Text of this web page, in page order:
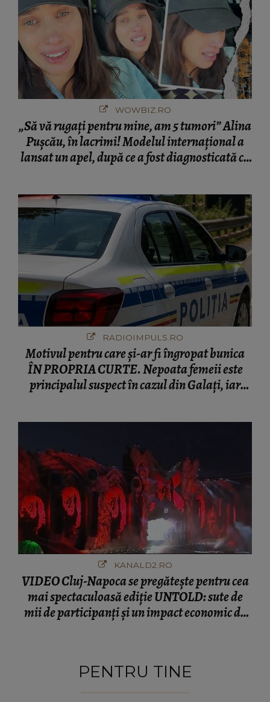
WOWBIZ.RO
„Să vă rugați pentru mine, am 5 tumori” Alina
Pușcău, în lacrimi! Modelul internațional a
lansat un apel, după ce a fost diagnosticată cu
RADIOIMPULS.RO
Motivul pentru care și-ar fi îngropat bunica
ÎN PROPRIA CURTE. Nepoata femeii este
principalul suspect în cazul din Galați, iar
KANALD2.RO
VIDEO Cluj-Napoca se pregătește pentru cea
mai spectaculoasă ediție UNTOLD: sute de
mii de participanți și un impact economic de
PENTRU TINE